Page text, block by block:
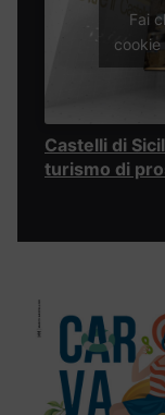
Fai
Castelli di
turismo di